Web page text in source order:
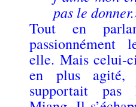
pas le
Tout en
passionnément
elle. Mais celui-
en plus agité,
supportait pas